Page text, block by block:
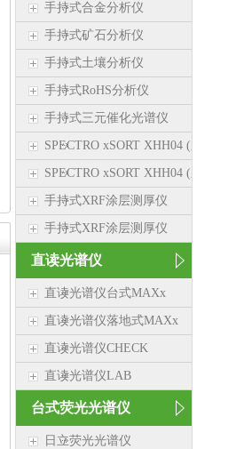
手持式合金分析仪
手持式矿石分析仪
手持式土壤分析仪
手持式RoHS分析仪
手持式三元催化光谱仪
SPECTRO xSORT XHH04 (新品）
SPECTRO xSORT XHH04 (新品）
手持式XRF涂层测厚仪
手持式XRF涂层测厚仪
直读光谱仪
直读光谱仪台式MAXx
直读光谱仪落地式MAXx
直读光谱仪CHECK
直读光谱仪LAB
台式荧光光谱仪
日立荧光光谱仪